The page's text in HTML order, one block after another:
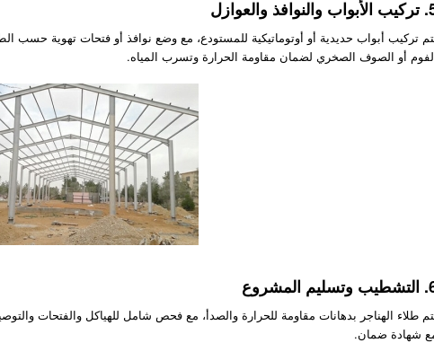
والعوازل
تركيب أبواب حديدية أو أوتوماتيكية للمستودع، مع وضع نوافذ أو فتحات تهوية حسب
أو الصوف الصخري لضمان مقاومة الحرارة وتسرب المياه.
المشروع
طلاء الهناجر بدهانات مقاومة للحرارة والصدأ، مع فحص شامل للهياكل والفتحات
شهادة ضمان.